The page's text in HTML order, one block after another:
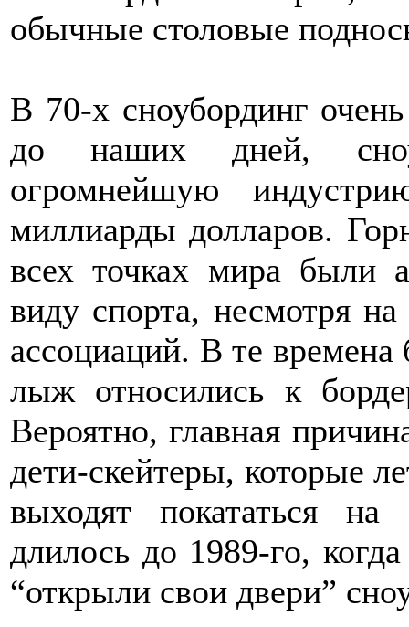
обычные столовые
В 70-х сноубординг
до наших дней,
огромнейшую
миллиарды долларов.
всех точках мира были
виду спорта, несмотря
ассоциаций. В те
лыж относились к
Вероятно, главная
дети-скейтеры, которые
выходят покататься на
длилось до 1989-го,
“открыли свои двери”